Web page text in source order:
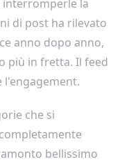
interromperle la
di post ha rilevato
anno dopo anno,
più in fretta. Il feed
l'engagement.
che si
bellissimo